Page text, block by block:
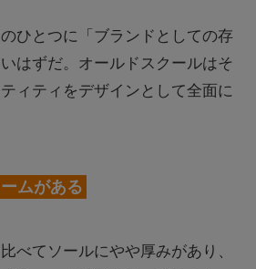
ひとつに「ブランドとしての存
はずだ。オールドスクールはそ
ィティをデザインとして全面に
ムがある
べてソールにやや厚みがあり、